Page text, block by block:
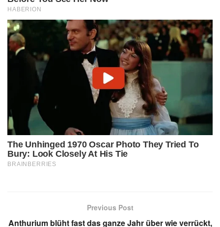
Previous Post
Anthurium blüht fast das ganze Jahr über wie verrückt,